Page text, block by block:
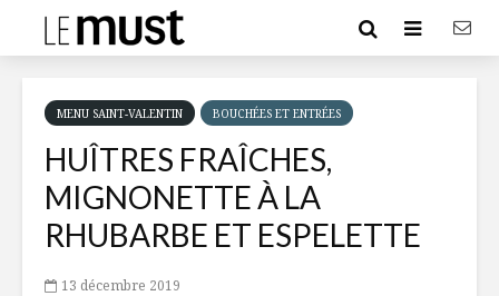
MENU SAINT-VALENTIN BOUCHÉES ET ENTRÉES
HUÎTRES FRAÎCHES,
MIGNONETTE À LA
RHUBARBE ET ESPELETTE
13 décembre 2019